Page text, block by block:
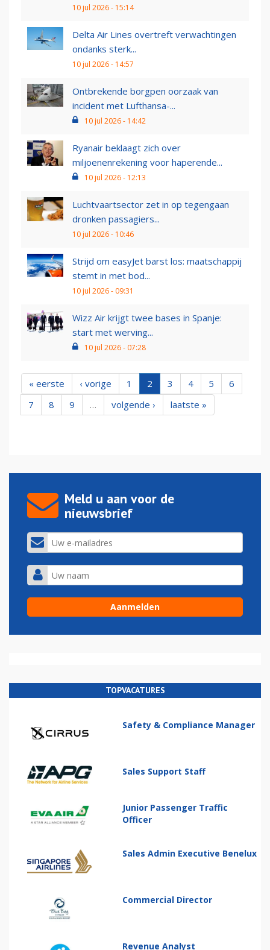
10 jul 2026 - 15:14
Delta Air Lines overtreft verwachtingen
ondanks sterk...
10 jul 2026 - 14:57
Ontbrekende borgpen oorzaak van
incident met Lufthansa-...
10 jul 2026 - 14:42
Ryanair beklaagt zich over
miljoenenrekening voor haperende...
10 jul 2026 - 12:13
Luchtvaartsector zet in op tegengaan
dronken passagiers...
10 jul 2026 - 10:46
Strijd om easyJet barst los: maatschappij
stemt in met bod...
10 jul 2026 - 09:31
Wizz Air krijgt twee bases in Spanje:
start met werving...
10 jul 2026 - 07:28
« eerste ‹ vorige 1 2 3 4 5
6
7
8 9 … volgende › laatste »
Meld u aan voor de
nieuwsbrief
TOPVACATURES
Safety & Compliance Manager
Sales Support Staff
Junior Passenger Traffic
Officer
Sales Admin Executive Benelux
Commercial Director
Revenue Analyst